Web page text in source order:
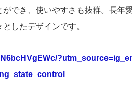
でき、使いやすさも抜群。長年
したデザインです。